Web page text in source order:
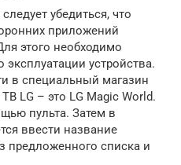
убедиться, что
приложений
этого необходимо
устройства.
в специальный магазин
LG – это LG Magic World.
пульта. Затем в
ввести название
предложенного списка и